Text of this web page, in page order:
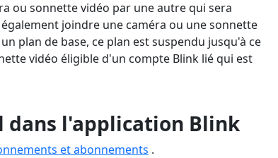
ou sonnette vidéo par une autre qui sera
joindre une caméra ou une sonnette
plan de base, ce plan est suspendu jusqu'à ce
vidéo éligible d'un compte Blink lié qui est
dans l'application Blink
et abonnements .